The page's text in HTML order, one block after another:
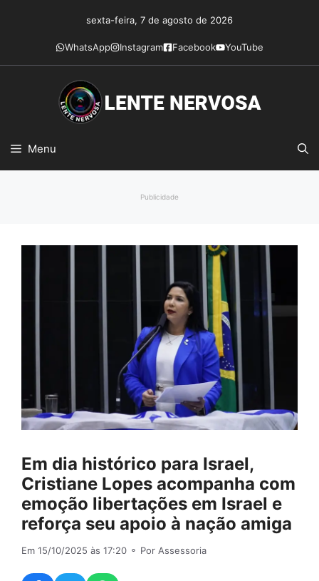
conteúdo
sexta-feira, 7 de agosto de 2026
WhatsApp Instagram Facebook YouTube
Menu
Publicidade
Em dia histórico para Israel,
Cristiane Lopes acompanha com
emoção libertações em Israel e
reforça seu apoio à nação amiga
Em 15/10/2025 às 17:20 ⚬ Por Assessoria